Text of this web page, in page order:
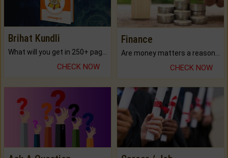
Brihat Kundli
CHECK NOW
Finance
CHECK NOW